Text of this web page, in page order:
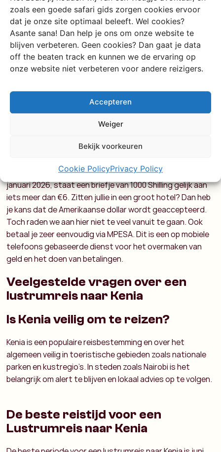
zoals een goede safari gids zorgen cookies ervoor
dat je onze site optimaal beleeft. Wel cookies?
Asante sana! Dan help je ons om onze website te
blijven verbeteren. Geen cookies? Dan gaat je data
off the beaten track en kunnen we de ervaring op
onze website niet verbeteren voor andere reizigers.
Accepteren
Weiger
Bekijk voorkeuren
Cookie PolicyPrivacy Policy
genoemd. Naast de 2 officiële talen, Engels en Swahili(of
Kiswahili), zijn er dankzij de etnische diversiteit nog zo’n
60 andere talen. Denk hierbij aan Kikuyu, Kalenjin en Kisii.
Om jullie enigszins op weg te helpen geven we hier een
aantal handige woorden mee in het Swahili. Je moet toch
ergens beginnen
Geld in Kenia
In Kenia betaal je met de Keniaanse Shilling (KES). Dit geld
waarbij je te maken krijgt met briefjes van 50, 100, 250,
staat aan ongeveer €1. Op het moment van schrijven,
januari 2026, staat een briefje van 1000 Shilling gelijk aan
iets meer dan €6. Zitten jullie in een groot hotel? Dan heb
je kans dat de Amerikaanse dollar wordt geaccepteerd.
Toch raden we aan hier niet te veel vanuit te gaan. Ook
betaal je zeer eenvoudig via MPESA. Dit is een op mobiele
telefoons gebaseerde dienst voor het overmaken van
geld en het doen van betalingen.
Veelgestelde vragen over een
lustrumreis naar Kenia
Is Kenia veilig om te reizen?
Kenia is een populaire reisbestemming en over het
algemeen veilig in toeristische gebieden zoals nationale
parken en kustregio’s. In steden zoals Nairobi is het
belangrijk om alert te blijven en lokaal advies op te volgen.
De beste reistijd voor een
Lustrumreis naar Kenia